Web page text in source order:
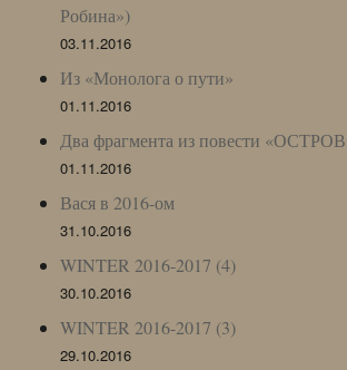
Робина»)
03.11.2016
Из «Монолога о пути»
01.11.2016
Два фрагмента из повести
01.11.2016
Вася в 2016-ом
31.10.2016
WINTER 2016-2017 (4)
30.10.2016
WINTER 2016-2017 (3)
29.10.2016